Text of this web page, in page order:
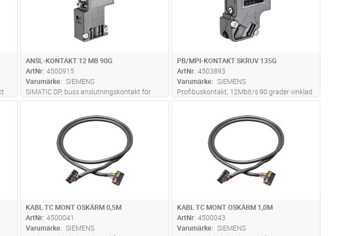
ANSL-KONTAKT 12 MB 90G
ArtNr 4500915
Varumärke
SIEMENS
SIMATIC DP, buss anslutningskontakt för
Profibus UP till 12 Mbit/s 90 DEGREE graders
X 34 mm te rmineringsmotstånd med
isolering funktion, med PG uttag
PB/MPI-KONTAKT SKRUV 135G
ArtNr 4503893
Varumärke
SIEMENS
Profibuskontakt, 12Mbit/s 90 grader vinklad
kabelanslutning, FastConnect, utan PG-
KABL TC MONT OSKÄRM 0,5M
ArtNr 4500041
Varumärke
SIEMENS
KABL TC MONT OSKÄRM 1,0M
ArtNr 4500043
Varumärke
SIEMENS